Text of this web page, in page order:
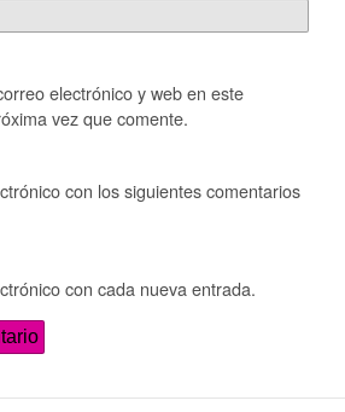
electrónico y web en este
vez que comente.
con los siguientes comentarios
con cada nueva entrada.